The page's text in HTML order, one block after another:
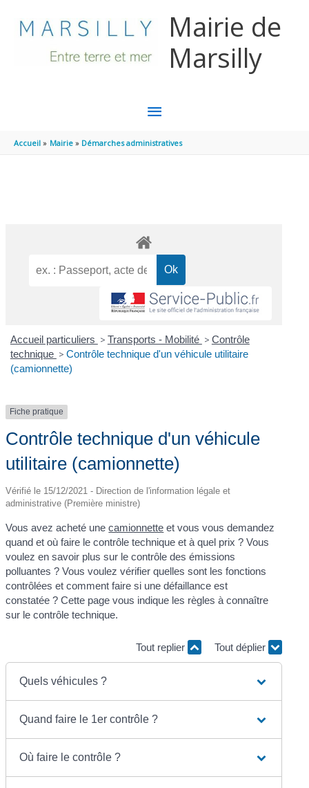
Mairie de
Marsilly
MENU
PRINCIPAL
Accueil Mairie Démarches administratives
Accueil particuliers > Transports - Mobilité > Contrôle
technique > Contrôle technique d'un véhicule utilitaire
(camionnette)
Fiche pratique
Contrôle technique d'un véhicule
utilitaire (camionnette)
Vérifié le 15/12/2021 - Direction de l'information légale et
administrative (Première ministre)
Vous avez acheté unecamionnette et vous vous demandez
quand et où faire le contrôle technique et à quel prix ? Vous
voulez en savoir plus sur le contrôle des émissions
polluantes ? Vous voulez vérifier quelles sont les fonctions
contrôlées et comment faire si une défaillance est
constatée ? Cette page vous indique les règles à connaître
sur le contrôle technique.
Tout replier Tout déplier
Quels véhicules ?
Quand faire le 1er contrôle ?
Où faire le contrôle ?